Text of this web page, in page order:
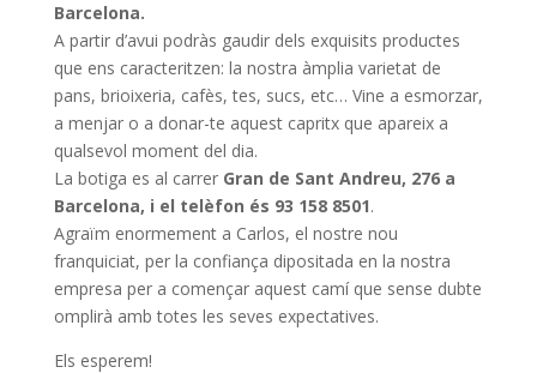
Barcelona.
A partir d’avui podràs gaudir dels exquisits productes
que ens caracteritzen: la nostra àmplia varietat de
pans, brioixeria, cafès, tes, sucs, etc… Vine a esmorzar,
a menjar o a donar-te aquest capritx que apareix a
qualsevol moment del dia.
La botiga es al carrer Gran de Sant Andreu, 276 a
Barcelona, i el telèfon és 93 158 8501.
Agraïm enormement a Carlos, el nostre nou
franquiciat, per la confiança dipositada en la nostra
empresa per a començar aquest camí que sense dubte
omplirà amb totes les seves expectatives.
Els esperem!